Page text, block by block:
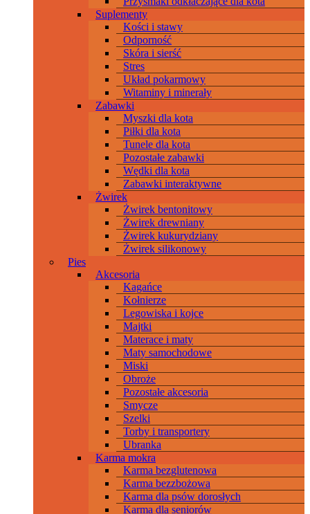
Suplementy
Kości i stawy
Odporność
Skóra i sierść
Stres
Układ pokarmowy
Witaminy i minerały
Zabawki
Myszki dla kota
Piłki dla kota
Tunele dla kota
Pozostałe zabawki
Wędki dla kota
Zabawki interaktywne
Żwirek
Żwirek bentonitowy
Żwirek drewniany
Żwirek kukurydziany
Żwirek silikonowy
Pies
Akcesoria
Kagańce
Kołnierze
Legowiska i kojce
Majtki
Materace i maty
Maty samochodowe
Miski
Obroże
Pozostałe akcesoria
Smycze
Szelki
Torby i transportery
Ubranka
Karma mokra
Karma bezglutenowa
Karma bezzbożowa
Karma dla psów dorosłych
Karma dla seniorów